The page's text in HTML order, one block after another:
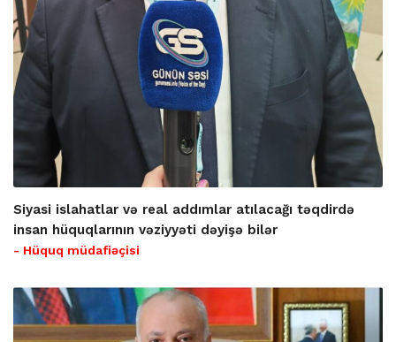
Siyasi islahatlar və real addımlar atılacağı təqdirdə
insan hüquqlarının vəziyyəti dəyişə bilər
- Hüquq müdafiəçisi